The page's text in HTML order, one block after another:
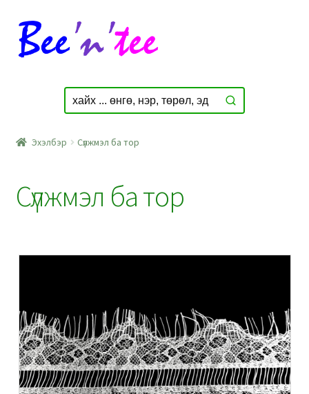
Skip
to
navigation
Skip
to
content
Эхэлбэр Сүлжмэл ба тор
Сүлжмэл ба тор